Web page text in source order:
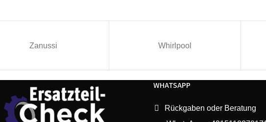
S413C60S0E/39
Neff S413C60S0E/60
Zanussi Whirlpool
WHATSAPP
Rückgaben oder Beratung